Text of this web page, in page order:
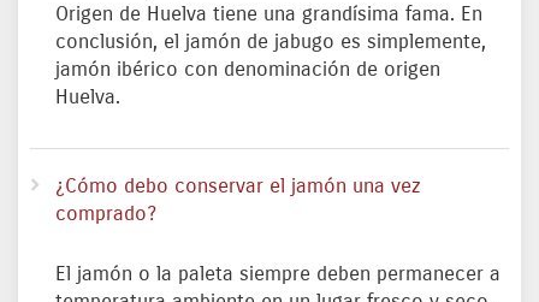
Origen de Huelva tiene una grandísima fama. En
conclusión, el jamón de jabugo es simplemente,
jamón ibérico con denominación de origen
Huelva.
¿Cómo debo conservar el jamón una vez
comprado?
El jamón o la paleta siempre deben permanecer a